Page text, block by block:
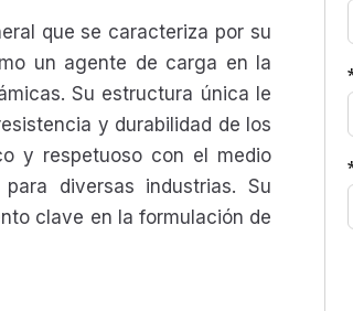
que se caracteriza por su
un agente de carga en la
Su estructura única le
y durabilidad de los
y respetuoso con el medio
diversas industrias. Su
clave en la formulación de